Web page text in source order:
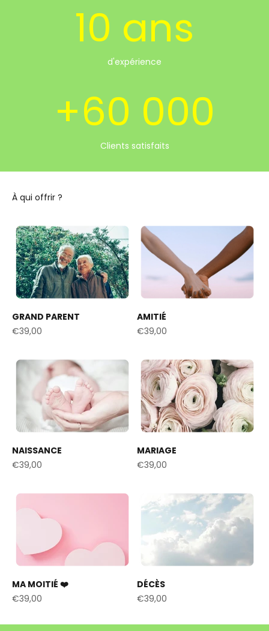
10 ans
d'expérience
+60 000
Clients satisfaits
GRAND PARENT
Prix de vente
€39,00
AMITIÉ
Prix de vente
€39,00
NAISSANCE
Prix de vente
€39,00
MARIAGE
Prix de vente
€39,00
MA MOITIÉ ❤️
Prix de vente
€39,00
DÉCÈS
Prix de vente
€39,00